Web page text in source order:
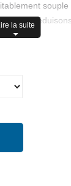
nous
Grip
la suite